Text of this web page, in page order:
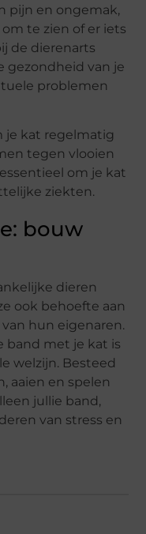
pijn en ongemak,
te zien of er iets
de dierenarts
gezondheid van je
problemen
je kat regelmatig
tegen vlooien
om je kat
ziekten.
bouw
dieren
ook behoefte aan
hun eigenaren.
band met je kat is
welzijn. Besteed
aaien en spelen
jullie band,
van stress en